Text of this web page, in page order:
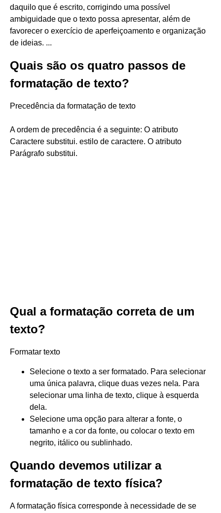
daquilo que é escrito, corrigindo uma possível
ambiguidade que o texto possa apresentar, além de
favorecer o exercício de aperfeiçoamento e organização
de ideias. ...
Quais são os quatro passos de
formatação de texto?
Precedência da formatação de texto
A ordem de precedência é a seguinte: O atributo
Caractere substitui. estilo de caractere. O atributo
Parágrafo substitui.
Qual a formatação correta de um
texto?
Formatar texto
Selecione o texto a ser formatado. Para selecionar
uma única palavra, clique duas vezes nela. Para
selecionar uma linha de texto, clique à esquerda
dela.
Selecione uma opção para alterar a fonte, o
tamanho e a cor da fonte, ou colocar o texto em
negrito, itálico ou sublinhado.
Quando devemos utilizar a
formatação de texto física?
A formatação física corresponde à necessidade de se